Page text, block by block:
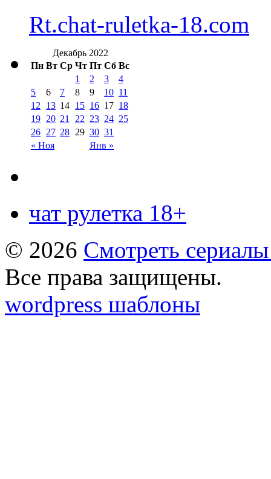
Rt.chat-ruletka-18.com
Декабрь 2022
Пн Вт Ср Чт Пт Сб Вс
« Ноя Янв »
1 2 3
4
5
6 7 8 9 10 11
12
13 14 15 16 17 18
19 20 21 22 23 24 25
26 27 28 29 30 31
чат рулетка 18+
© 2026 Смотреть
Все права защищены.
wordpress шаблоны